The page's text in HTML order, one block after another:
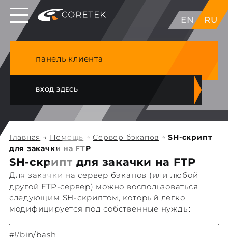
EN RU
Выделенные серверы в ЕС, Японии, ГК, США
NVME VPS & cPanel премиум хостинг в
панель клиента
ВХОД ЗДЕСЬ
Главная → Помощь → Сервер бэкапов → SH-скрипт
для закачки на FTP
SH-скрипт для закачки на FTP
Для закачки на сервер бэкапов (или любой
другой FTP-сервер) можно воспользоваться
следующим SH-скриптом, который легко
модифицируется под собственные нужды:
#!/bin/bash